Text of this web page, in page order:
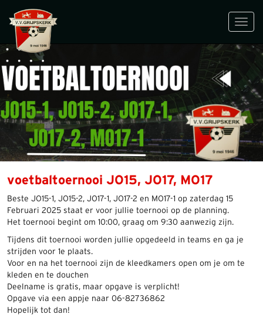
voetbaltoernooi JO15, JO17, MO17
Beste JO15-1, JO15-2, JO17-1, JO17-2 en MO17-1 op zaterdag 15
Februari 2025 staat er voor jullie toernooi op de planning.
Het toernooi begint om 10:00, graag om 9:30 aanwezig zijn.
Tijdens dit toernooi worden jullie opgedeeld in teams en ga je
strijden voor 1e plaats.
Voor en na het toernooi zijn de kleedkamers open om je om te
kleden en te douchen
Deelname is gratis, maar opgave is verplicht!
Opgave via een appje naar 06-82736862
Hopelijk tot dan!